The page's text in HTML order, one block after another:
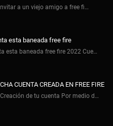
a un viejo amigo a free fi…
esta baneada free fire
esta baneada free fire 2022 Cue…
CUENTA CREADA EN FREE FIRE
de tu cuenta Por medio d…